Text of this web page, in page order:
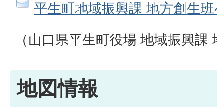
平生町地域振興課 地方創生
（山口県平生町役場 地域振興課
地図情報